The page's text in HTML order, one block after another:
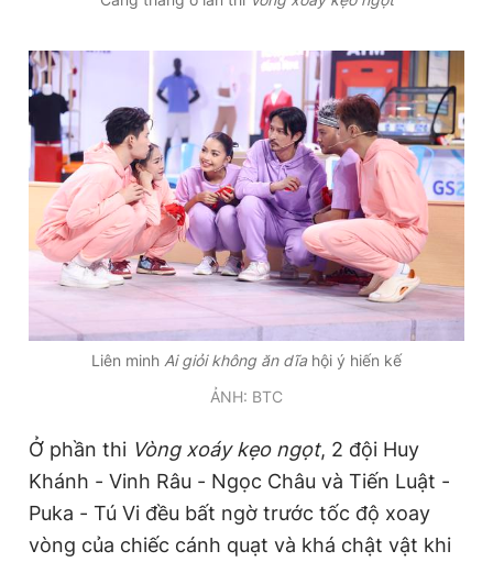
Liên minh Ai giỏi không ăn dĩa hội ý hiến kế
ẢNH: BTC
Ở phần thi Vòng xoáy kẹo ngọt, 2 đội Huy
Khánh - Vinh Râu - Ngọc Châu và Tiến Luật -
Puka - Tú Vi đều bất ngờ trước tốc độ xoay
vòng của chiếc cánh quạt và khá chật vật khi